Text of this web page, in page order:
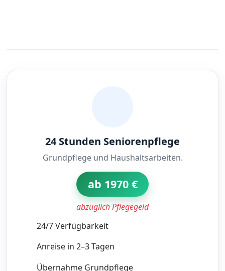
24 Stunden Seniorenpflege
Grundpflege und Haushaltsarbeiten.
ab 1970 €
abzüglich Pflegegeld
24/7 Verfügbarkeit
Anreise in 2–3 Tagen
Übernahme Grundpflege